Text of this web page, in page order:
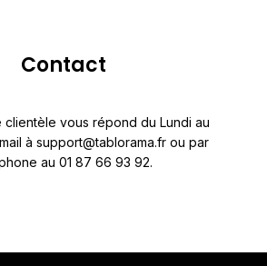
Contact
clientèle vous répond du Lundi au
à support@tablorama.fr ou par
au 01 87 66 93 92.